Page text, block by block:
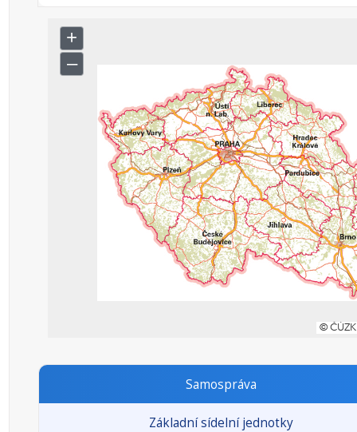
Samospráva
Základní sídelní jednotky